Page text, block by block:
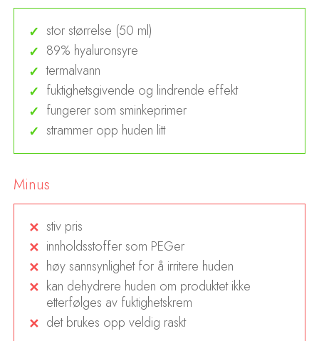
stor størrelse (50 ml)
89% hyaluronsyre
termalvann
fuktighetsgivende og lindrende effekt
fungerer som sminkeprimer
strammer opp huden litt
Minus
stiv pris
innholdsstoffer som PEGer
høy sannsynlighet for å irritere huden
kan dehydrere huden om produktet ikke
etterfølges av fuktighetskrem
det brukes opp veldig raskt